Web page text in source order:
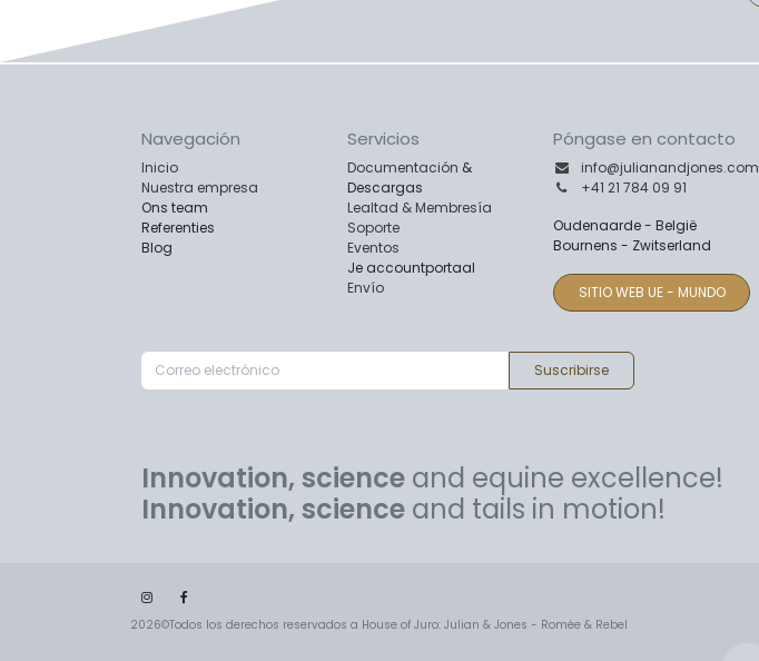
Navegación
Inicio
Nuestra empresa
Ons team
Referenties
Blog
Servicios
Documentación &
Descargas
Lealtad & Membresía
Soporte
Eventos
Je accountportaal
Envío
Póngase en contacto
info@julianandjones.com
+41 21 784 09 91
Oudenaarde - België
Bournens - Zwitserland
SITIO WEB UE - MUNDO
Innovation, science and equine excellence!
Innovation, science and tails in motion!
Suscribirse
2026©Todos los derechos reservados a House of Juro: Julian & Jones - Romée & Rebel